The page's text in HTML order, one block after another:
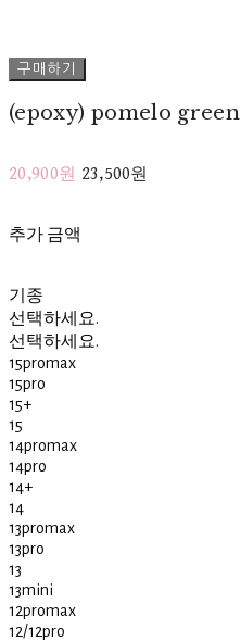
구매하기
(epoxy) pomelo green
20,900원 23,500원
추가 금액
기종
선택하세요.
선택하세요.
15promax
15pro
15+
15
14promax
14pro
14+
14
13promax
13pro
13
13mini
12promax
12/12pro